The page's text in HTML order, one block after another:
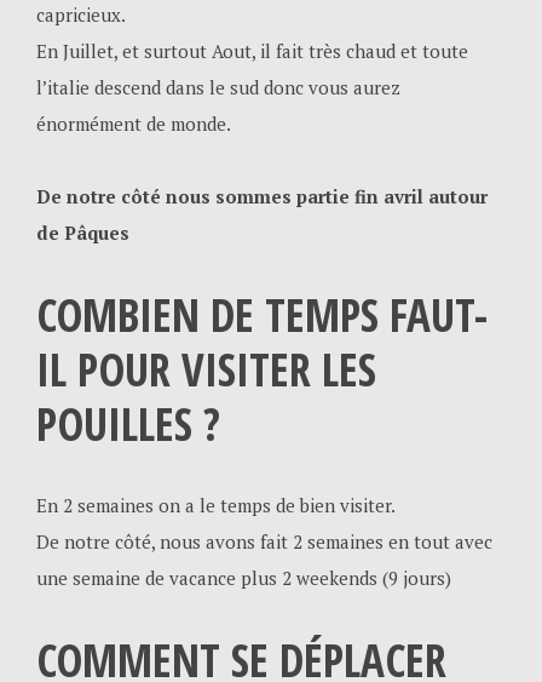
capricieux.
En Juillet, et surtout Aout, il fait très chaud et toute
l’italie descend dans le sud donc vous aurez
énormément de monde.
De notre côté nous sommes partie fin avril autour
de Pâques
COMBIEN DE TEMPS FAUT-
IL POUR VISITER LES
POUILLES ?
En 2 semaines on a le temps de bien visiter.
De notre côté, nous avons fait 2 semaines en tout avec
une semaine de vacance plus 2 weekends (9 jours)
COMMENT SE DÉPLACER